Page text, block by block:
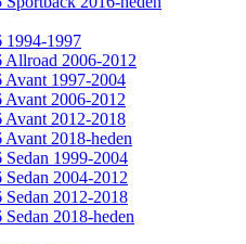
1994-1997
Allroad 2006-2012
1997-2004
2006-2012
2012-2018
2018-heden
1999-2004
2004-2012
2012-2018
2018-heden